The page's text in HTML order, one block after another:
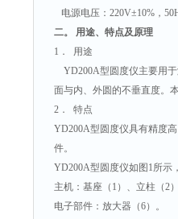
电源电压：220V±10%，
二。 用途、特点及原理
1． 用途
YD200A型圆度仪主要用
面与内、外圆的不垂直度。
2． 特点
YD200A型圆度仪具有精度
件。
YD200A型圆度仪如图1所示
主机：基座（1）、立柱（2
电子部件：放大器（6）。